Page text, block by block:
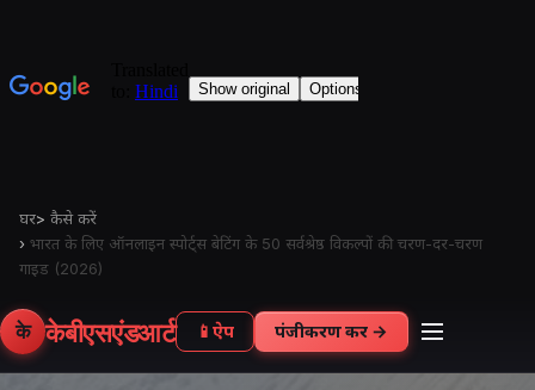
घर> कैसे करें
› भारत के लिए ऑनलाइन स्पोर्ट्स बेटिंग के 50 सर्वश्रेष्ठ विकल्पों की चरण-दर-चरण
गाइड (2026)
के केबीएसएंडआर्ट 📱 ऐप पंजीकरण करें →